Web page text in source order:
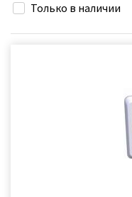
Только в наличии